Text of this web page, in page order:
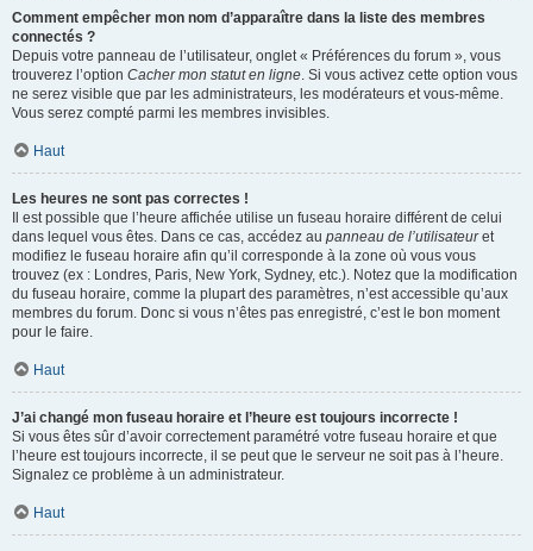
Comment empêcher mon nom d’apparaître dans la liste des membres
connectés ?
Depuis votre panneau de l’utilisateur, onglet « Préférences du forum », vous
trouverez l’option Cacher mon statut en ligne. Si vous activez cette option vous
ne serez visible que par les administrateurs, les modérateurs et vous-même.
Vous serez compté parmi les membres invisibles.
Haut
Les heures ne sont pas correctes !
Il est possible que l’heure affichée utilise un fuseau horaire différent de celui
dans lequel vous êtes. Dans ce cas, accédez au panneau de l’utilisateuret
modifiez le fuseau horaire afin qu’il corresponde à la zone où vous vous
trouvez (ex : Londres, Paris, New York, Sydney, etc.). Notez que la modification
du fuseau horaire, comme la plupart des paramètres, n’est accessible qu’aux
membres du forum. Donc si vous n’êtes pas enregistré, c’est le bon moment
pour le faire.
Haut
J’ai changé mon fuseau horaire et l’heure est toujours incorrecte !
Si vous êtes sûr d’avoir correctement paramétré votre fuseau horaire et que
l’heure est toujours incorrecte, il se peut que le serveur ne soit pas à l’heure.
Signalez ce problème à un administrateur.
Haut